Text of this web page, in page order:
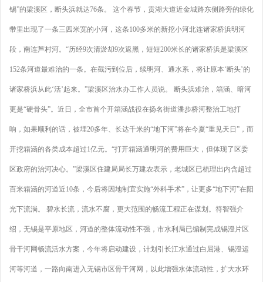
锡”的梁溪区，断头浜就达76条。 这个春节，贡湖大道近金城路东侧路旁的绿化
带里出现了一条三四米宽的小河，这条100多米的新挖小河北连诸家桥浜明河
段，南连芦村河。“历经9次清淤却9次返黑，短短200米长的诸家桥浜是梁溪区
152条河道最难治的一条。在截污到位后，续明河、通水系，将让原本‘断头’的
诸家桥浜从此‘活’起来。”梁溪区治水办工作人员说。 断头浜难治，箱涵、暗河
更是“硬骨头”。近日，全市首个开箱涵战役在扬名街道潘步桥河整治工地打
响，如果顺利的话，被埋20多年、长达千米的“地下河”将在今夏“重见天日”，而
开挖箱涵的各类成本超过1亿元。“打开箱涵通明河的费用巨大，但体现了区委
区政府的治河决心。”梁溪区住建局局长万建农表示，老城区已梳理出内含超过
百米箱涵的河道近10条，今后将因地制宜实施“外科手术”，让更多“地下河”在阳
光下流淌。 碧水长流，流水不腐，更大范围的畅流工程正在谋划。符智强介
绍，无锡是平原地区，河道的整体流动性不强，市水利局已编制完成锡澄片区
骨干河网畅流活水方案，今年将启动建设，计划引长江水通过白屈港、锡澄运
河等河道，一路向南进入无锡市区骨干河网，以此增强水体流动性，扩大水环